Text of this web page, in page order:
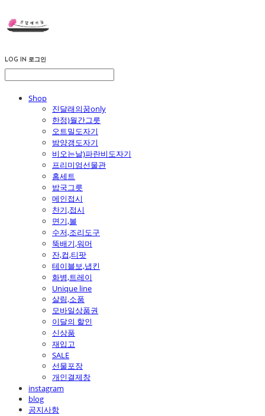
LOG IN 로그인
Shop
진달래의꿈only
한정)월간그릇
오트밀도자기
밤양갱도자기
비오는날)파란비도자기
프리미엄선물관
홈세트
밥국그릇
메인접시
찬기,접시
면기,볼
수저,조리도구
뚝배기,워머
잔,컵,티팟
테이블보,냅킨
화병,트레이
Unique line
살림,소품
모바일상품권
이달의 할인
신상품
재입고
SALE
선물포장
개인결제창
instagram
blog
공지사항